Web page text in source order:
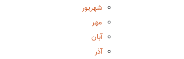
شهریور
مهر
آبان
آذر